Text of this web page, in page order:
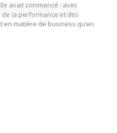
avait commencé : avec
la performance et des
matière de business qu’en